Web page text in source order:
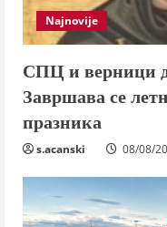
Najnovije
СПЦ и верници
Завршава се
празника
s.acanski 08/08/